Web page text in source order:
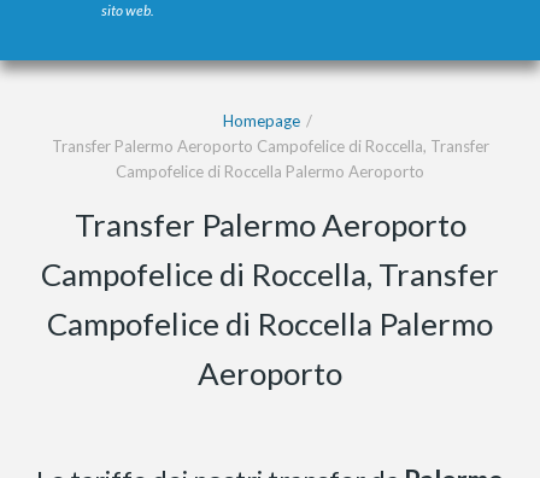
sito web.
Homepage
Transfer Palermo Aeroporto Campofelice di Roccella, Transfer
Campofelice di Roccella Palermo Aeroporto
Transfer Palermo Aeroporto
Campofelice di Roccella, Transfer
Campofelice di Roccella Palermo
Aeroporto